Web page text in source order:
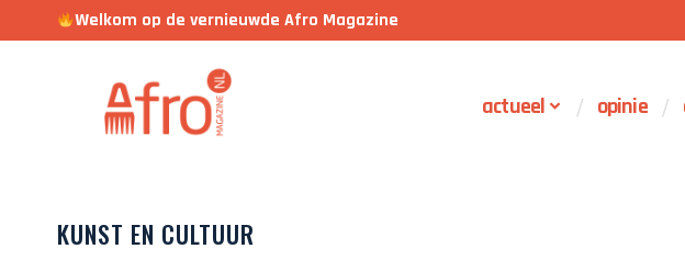
Welkom op de vernieuwde Afro Magazine
actueel opinie
KUNST EN CULTUUR